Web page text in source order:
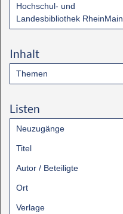
Hochschul- und
Landesbibliothek RheinMain
Inhalt
Themen
Listen
Neuzugänge
Titel
Autor / Beteiligte
Ort
Verlage